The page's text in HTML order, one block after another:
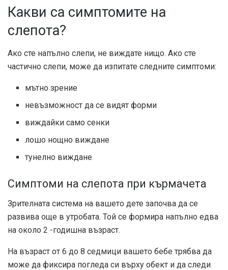
Какви са симптомите на
слепота?
Ако сте напълно слепи, не виждате нищо. Ако сте
частично слепи, може да изпитате следните симптоми:
мътно зрение
невъзможност да се видят форми
виждайки само сенки
лошо нощно виждане
тунелно виждане
Симптоми на слепота при кърмачета
Зрителната система на вашето дете започва да се
развива още в утробата. Той се формира напълно едва
на около 2 -годишна възраст.
На възраст от 6 до 8 седмици вашето бебе трябва да
може да фиксира погледа си върху обект и да следи